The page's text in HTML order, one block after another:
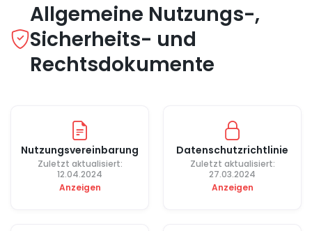
Allgemeine Nutzungs-,
Sicherheits- und
Rechtsdokumente
Nutzungsvereinbarung
Zuletzt aktualisiert:
12.04.2024
Anzeigen
Datenschutzrichtlinie
Zuletzt aktualisiert:
27.03.2024
Anzeigen